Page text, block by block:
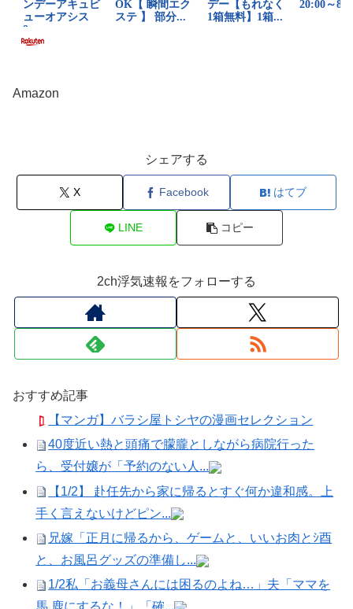
Amazon
シェアする
X Facebook はてブ
LINE コピー
2ch浮気速報をフォローする
おすすめ記事
【マンガ】バラシ屋トシヤの漫画セレクション
40度近い熱と頭痛で朦朧としながら病院行った
ら、受付嬢が「予約のない人...
【1/2】 赴任先から家に帰るとすぐ何か違和感。上
手く言えないけどピン...
兄嫁「正月に帰るから、ゲームと、いいお肉とｼ酉
と、お風呂グッズの準備し...
1/2私「お義母さんには困るのよね…」夫「ママを
馬.鹿にするな！」「確...